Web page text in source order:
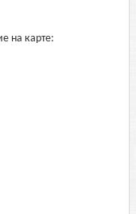
на карте: